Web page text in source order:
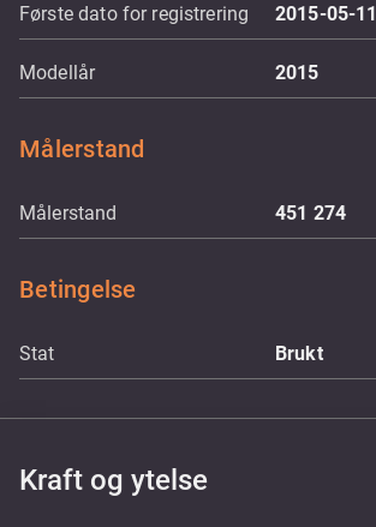
Første dato for registrering 2015-05-11
Modellår 2015
Målerstand
Målerstand 451 274
Betingelse
Stat Brukt
Kraft og ytelse